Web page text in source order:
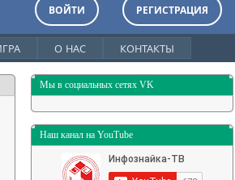
ВОЙТИ РЕГИСТРАЦИЯ
О НАС КОНТАКТЫ
Мы в социальных сетях VK
Наш канал на YouTube